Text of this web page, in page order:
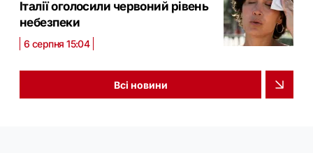
Італії оголосили червоний рівень
небезпеки
6 серпня 15:04
Всі новини